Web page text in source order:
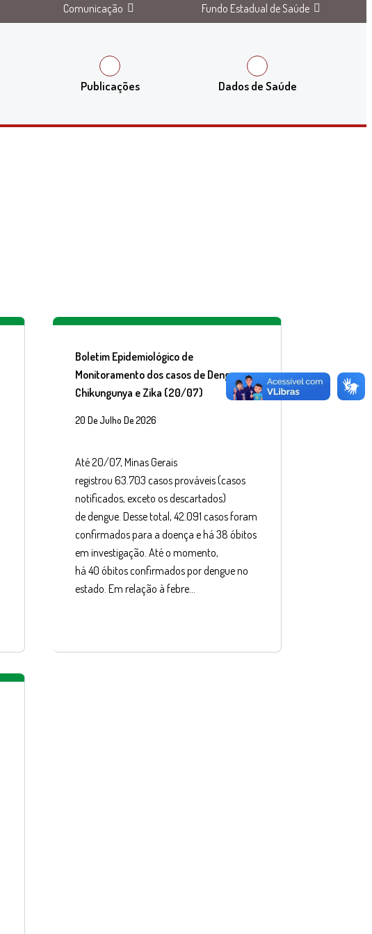
Comunicação Fundo Estadual de Saúde
Publicações Dados de Saúde
Boletim Epidemiológico de
Monitoramento dos casos de Dengue,
Chikungunya e Zika (20/07)
20 De Julho De 2026
Até 20/07, Minas Gerais
registrou 63.703 casos prováveis (casos
notificados, exceto os descartados)
de dengue. Desse total, 42.091 casos foram
confirmados para a doença e há 38 óbitos
em investigação. Até o momento,
há 40 óbitos confirmados por dengue no
estado. Em relação à febre…